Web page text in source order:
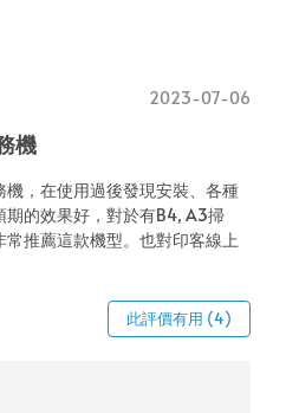
2023-07-06
機
，在使用過後發現安裝、各種
的效果好，對於有B4, A3掃
推薦這款機型。也對印客線上
此評價有用 (4)